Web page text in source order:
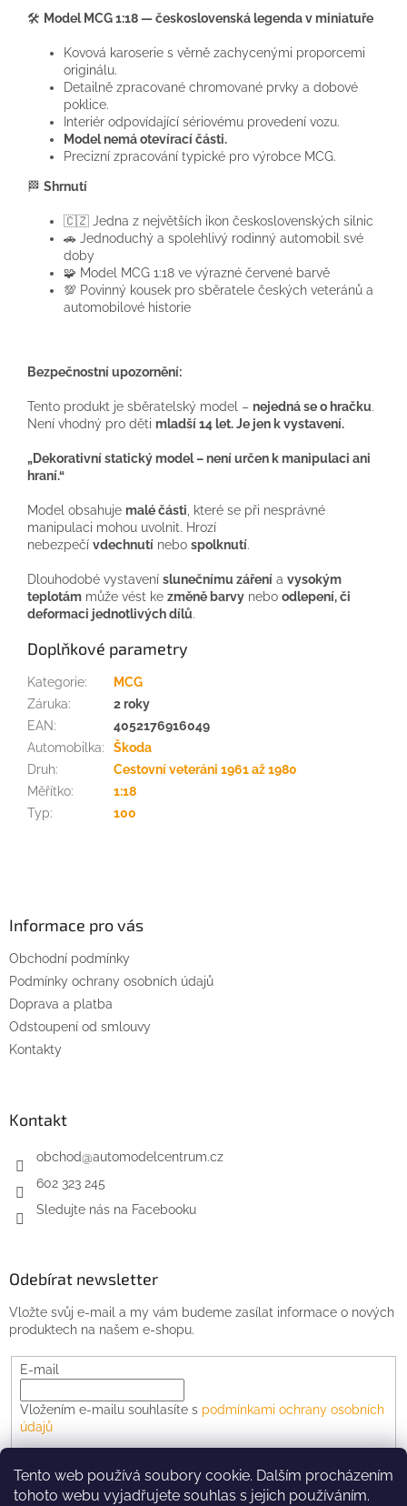
Tento web používá soubory cookie. Dalším procházením
tohoto webu vyjadřujete souhlas s jejich používáním.
🛠️ Model MCG 1:18 — československá legenda v miniatuře
Kovová karoserie s věrně zachycenými proporcemi
originálu.
Detailně zpracované chromované prvky a dobové
poklice.
Interiér odpovídající sériovému provedení vozu.
Model nemá otevírací části.
Precizní zpracování typické pro výrobce MCG.
🏁 Shrnutí
🇨🇿 Jedna z největších ikon československých silnic
🚗 Jednoduchý a spolehlivý rodinný automobil své
doby
🧩 Model MCG 1:18 ve výrazné červené barvě
💯 Povinný kousek pro sběratele českých veteránů a
automobilové historie
Bezpečnostní upozornění:
Tento produkt je sběratelský model – nejedná se o hračku.
Není vhodný pro děti mladší 14 let.Je jen k vystavení.
„Dekorativní statický model – není určen k manipulaci ani
hraní.“
Model obsahuje malé části , které se při nesprávné
manipulaci mohou uvolnit. Hrozí
nebezpečí vdechnutí nebo spolknutí.
Dlouhodobé vystavení slunečnímu záření a vysokým
teplotám může vést ke změně barvy nebo odlepení, či
deformaci jednotlivých dílů.
Doplňkové parametry
Kategorie:
MCG
Záruka:
2 roky
EAN:
4052176916049
Automobilka:
Škoda
Druh:
Cestovní veteráni 1961 až 1980
Měřítko:
1:18
Typ: 100
Informace pro vás
Obchodní podmínky
Podmínky ochrany osobních údajů
Doprava a platba
Odstoupení od smlouvy
Kontakty
Kontakt
obchod@automodelcentrum.cz
602 323 245
Sledujte nás na Facebooku
Odebírat newsletter
Vložte svůj e-mail a my vám budeme zasílat informace o nových
produktech na našem e-shopu.
E-mail
Vložením e-mailu souhlasíte s podmínkami ochrany osobních
údajů
PŘIHLÁSIT SE